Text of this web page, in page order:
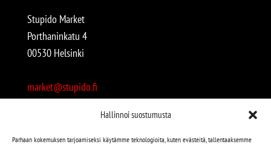
Hallinnoi suostumusta
Parhaan kokemuksen tarjoamiseksi käytämme teknologioita, kuten evästeitä, tallentaaksemme
Stupido Market
Porthaninkatu 4
00530 Helsinki
market@stupido.fi
Avoinna: